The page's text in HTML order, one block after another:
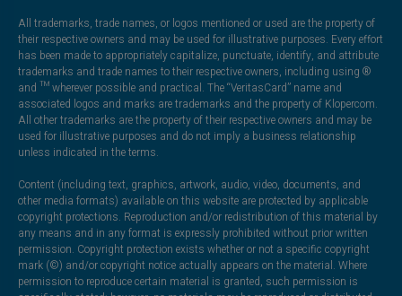
All trademarks, trade names, or logos mentioned or used are the property of
their respective owners and may be used for illustrative purposes. Every effort
has been made to appropriately capitalize, punctuate, identify, and attribute
trademarks and trade names to their respective owners, including using ®
and ™ wherever possible and practical. The “VeritasCard” name and
associated logos and marks are trademarks and the property of Klopercom.
All other trademarks are the property of their respective owners and may be
used for illustrative purposes and do not imply a business relationship
unless indicated in the terms.
Content (including text, graphics, artwork, audio, video, documents, and
other media formats) available on this website are protected by applicable
copyright protections. Reproduction and/or redistribution of this material by
any means and in any format is expressly prohibited without prior written
permission. Copyright protection exists whether or not a specific copyright
mark (©) and/or copyright notice actually appears on the material. Where
permission to reproduce certain material is granted, such permission is